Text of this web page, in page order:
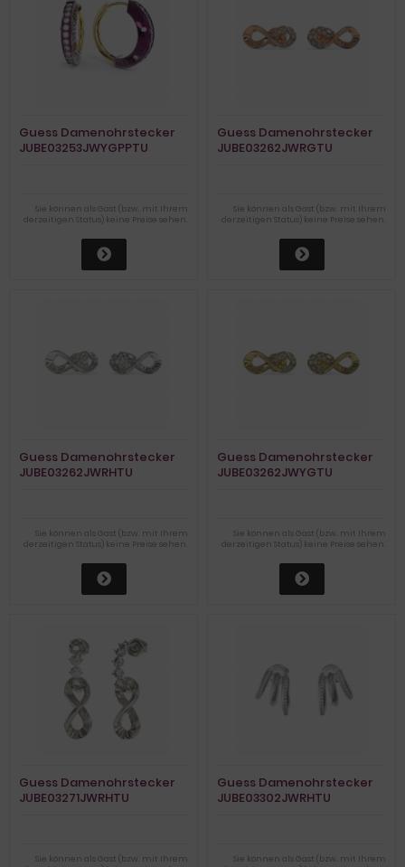
Guess Damenohrstecker
JUBE03253JWYGPPTU
Sie können als Gast (bzw. mit Ihrem
derzeitigen Status) keine Preise sehen.
Guess Damenohrstecker
JUBE03262JWRGTU
Sie können als Gast (bzw. mit Ihrem
derzeitigen Status) keine Preise sehen.
Guess Damenohrstecker
JUBE03262JWRHTU
Sie können als Gast (bzw. mit Ihrem
derzeitigen Status) keine Preise sehen.
Guess Damenohrstecker
JUBE03262JWYGTU
Sie können als Gast (bzw. mit Ihrem
derzeitigen Status) keine Preise sehen.
Guess Damenohrstecker
JUBE03271JWRHTU
Sie können als Gast (bzw. mit Ihrem
Guess Damenohrstecker
JUBE03302JWRHTU
Sie können als Gast (bzw. mit Ihrem